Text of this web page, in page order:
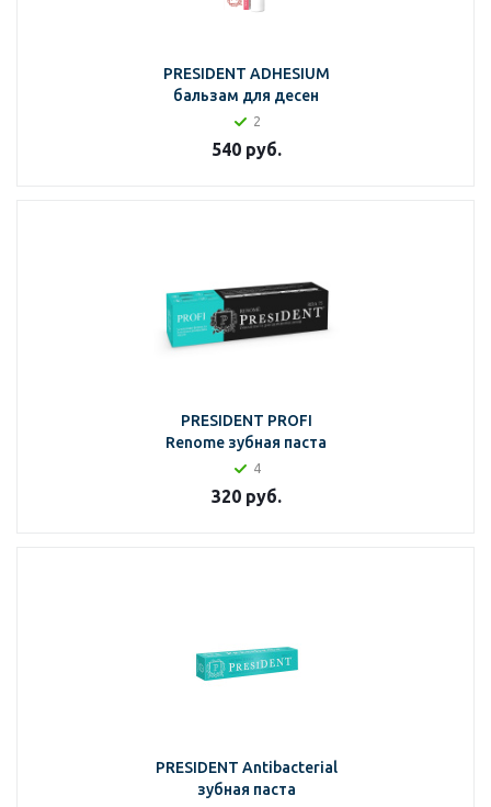
PRESIDENT ADHESIUM
бальзам для десен
2
540руб.
PRESIDENT PROFI
Renome зубная паста
4
320руб.
PRESIDENT Antibacterial
зубная паста